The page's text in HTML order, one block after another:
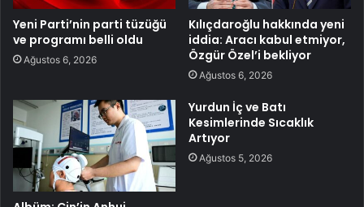
Yeni Parti’nin parti tüzüğü
ve programı belli oldu
Ağustos 6, 2026
Kılıçdaroğlu hakkında yeni
iddia: Aracı kabul etmiyor,
Özgür Özel’i bekliyor
Ağustos 6, 2026
Yurdun İç ve Batı
Kesimlerinde Sıcaklık
Artıyor
Ağustos 5, 2026